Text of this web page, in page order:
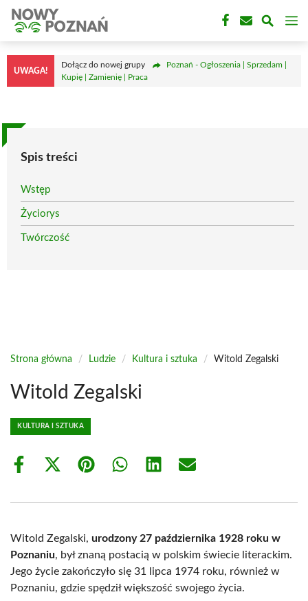
Przejdź
treści
UWAGA!
Dołącz do nowej grupy
Poznań - Ogłoszenia | Sprzedam |
Kupię | Zamienię | Praca
Spis treści
Wstęp
Życiorys
Twórczość
Strona główna / Ludzie / Kultura i sztuka / Witold Zegalski
Witold Zegalski
KULTURA I SZTUKA
Share
Share
(Twitter)
Share Share Share Share
Witold Zegalski, urodzony 27 października 1928 roku w
Poznaniu, był znaną postacią w polskim świecie literackim.
Jego życie zakończyło się 31 lipca 1974 roku, również w
Poznaniu, gdzie spędził większość swojego życia.